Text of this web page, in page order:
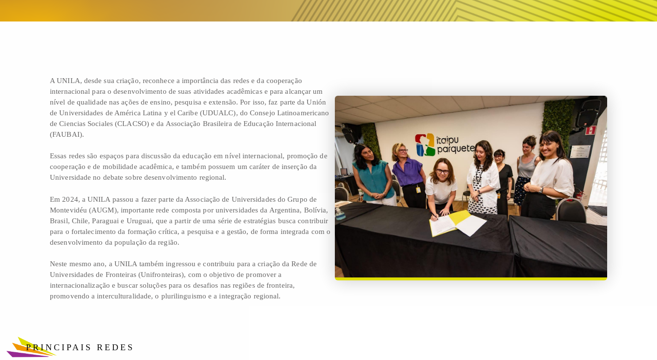
A UNILA, desde sua criação, reconhece a importância das redes e da cooperação
internacional para o desenvolvimento de suas atividades acadêmicas e para alcançar um
nível de qualidade nas ações de ensino, pesquisa e extensão.Por isso, faz parte da Unión
de Universidades de América Latina y el Caribe (UDUALC), do Consejo Latinoamericano
de Ciencias Sociales (CLACSO) e da Associação Brasileira de Educação Internacional
(FAUBAI).
Essas redes são espaços para discussão da educação em nível internacional, promoção de
cooperação e de mobilidade acadêmica, e também possuem um caráter de inserção da
Universidade no debate sobre desenvolvimento regional.
Em 2024, a UNILA passou a fazer parte da Associação de Universidades do Grupo de
Montevidéu (AUGM), importante rede composta por universidades da Argentina, Bolívia,
Brasil, Chile, Paraguai e Uruguai, que a partir de uma série de estratégias busca contribuir
para o fortalecimento da formação crítica, a pesquisa e a gestão, de forma integrada com o
desenvolvimento da população da região.
Neste mesmo ano, a UNILA também ingressou e contribuiu para a criação da Rede de
Universidades de Fronteiras (Unifronteiras), com o objetivo de promover a
internacionalização e buscar soluções para os desafios nas regiões de fronteira,
promovendo a interculturalidade, o plurilinguismo e a integração regional.
PRINCIPAIS REDES